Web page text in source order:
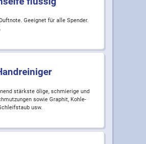
Geeignet für alle Spender.
stärkste ölige, schmierige und
sowie Graphit, Kohle-
usw.